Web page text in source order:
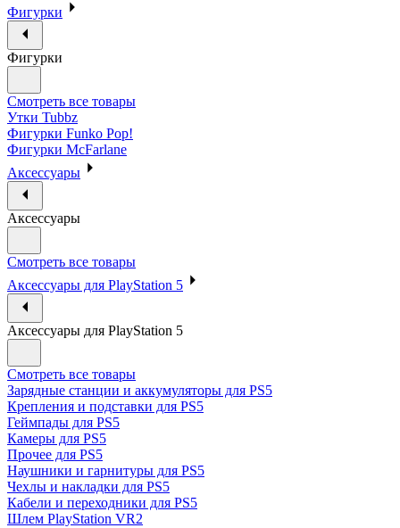
Фигурки
Фигурки
Смотреть все товары
Утки Tubbz
Фигурки Funko Pop!
Фигурки McFarlane
Аксессуары
Аксессуары
Смотреть все товары
Аксессуары для PlayStation 5
Аксессуары для PlayStation 5
Смотреть все товары
Зарядные станции и аккумуляторы для PS5
Крепления и подставки для PS5
Геймпады для PS5
Камеры для PS5
Прочее для PS5
Наушники и гарнитуры для PS5
Чехлы и накладки для PS5
Кабели и переходники для PS5
Шлем PlayStation VR2